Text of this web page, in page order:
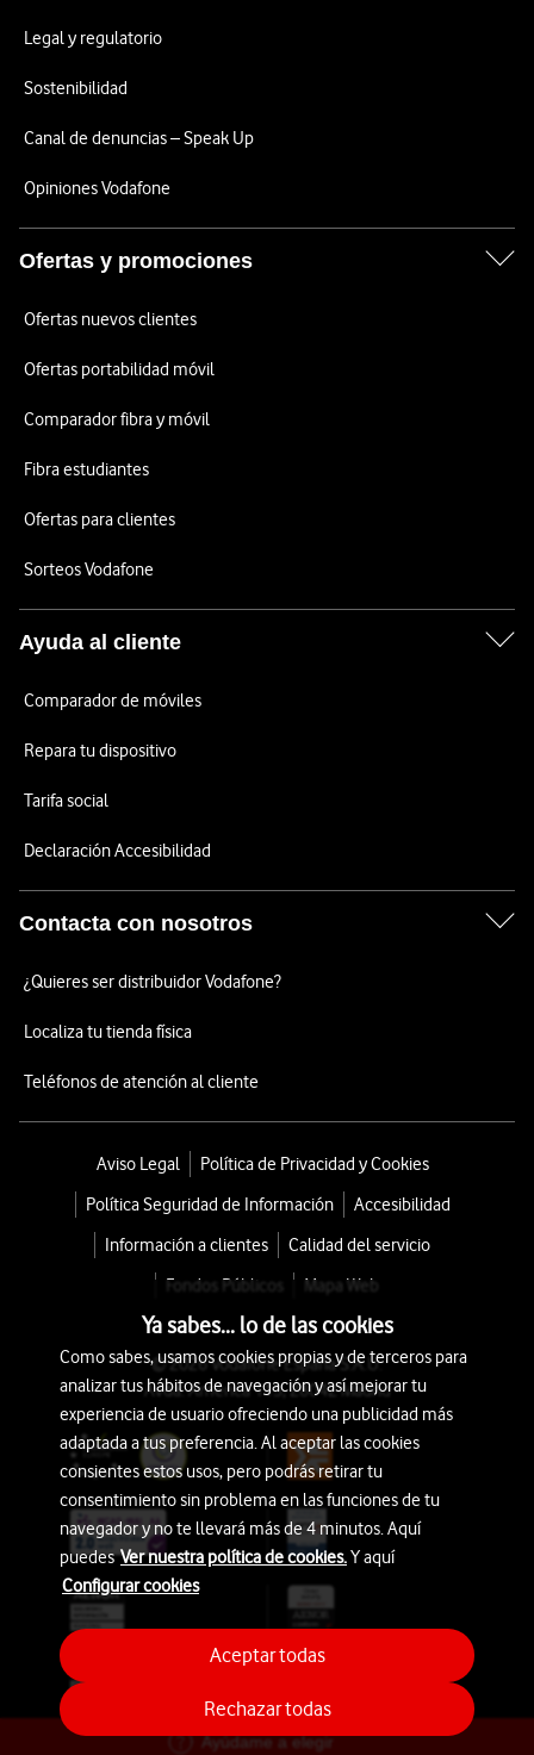
Ayúdame a elegir
Legal y regulatorio
Sostenibilidad
Canal de denuncias – Speak Up
Opiniones Vodafone
Ofertas y promociones
Ofertas nuevos clientes
Ofertas portabilidad móvil
Comparador fibra y móvil
Fibra estudiantes
Ofertas para clientes
Sorteos Vodafone
Ayuda al cliente
Comparador de móviles
Repara tu dispositivo
Tarifa social
Declaración Accesibilidad
Contacta con nosotros
¿Quieres ser distribuidor Vodafone?
Localiza tu tienda física
Teléfonos de atención al cliente
Aviso Legal
Política de Privacidad y Cookies
Política Seguridad de Información
Accesibilidad
Información a clientes
Calidad del servicio
Fondos Públicos
Mapa Web
© 2026 Vodafone España S.A.U.
Avda. América 115, 28042 Madrid
Ya sabes... lo de las cookies
Como sabes, usamos cookies propias y de terceros para
analizar tus hábitos de navegación y así mejorar tu
experiencia de usuario ofreciendo una publicidad más
adaptada a tus preferencia. Al aceptar las cookies
consientes estos usos, pero podrás retirar tu
consentimiento sin problema en las funciones de tu
navegador y no te llevará más de 4 minutos. Aquí
puedesVer nuestra política de cookies.Y aquí
Configurar cookies
Rechazar todas
Aceptar todas